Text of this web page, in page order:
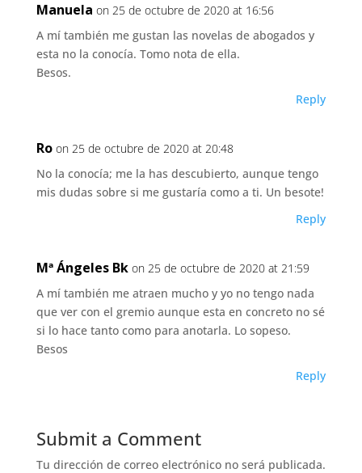
Manuela on 25 de octubre de 2020 at 16:56
A mí también me gustan las novelas de abogados y
esta no la conocía. Tomo nota de ella.
Besos.
Reply
Ro on 25 de octubre de 2020 at 20:48
No la conocía; me la has descubierto, aunque tengo
mis dudas sobre si me gustaría como a ti. Un besote!
Reply
Mª Ángeles Bk on 25 de octubre de 2020 at 21:59
A mí también me atraen mucho y yo no tengo nada
que ver con el gremio aunque esta en concreto no sé
si lo hace tanto como para anotarla. Lo sopeso.
Besos
Reply
Submit a Comment
Tu dirección de correo electrónico no será publicada.